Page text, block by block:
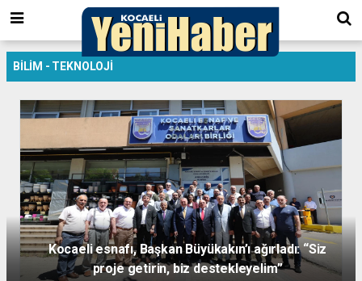
BİLİM - TEKNOLOJİ
BÜYÜKŞEHİR’DE EĞİTİMLER 5.100 ÇALIŞANA
ULAŞACAK